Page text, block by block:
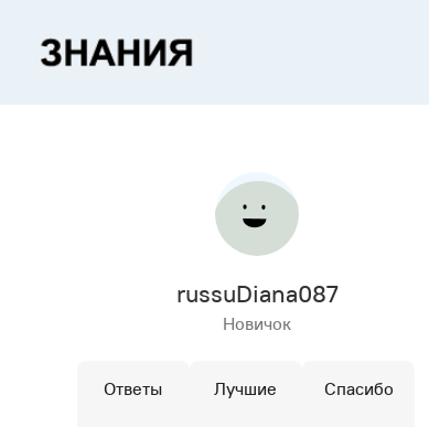
russuDiana087
Новичок
Ответы Лучшие Спасибо